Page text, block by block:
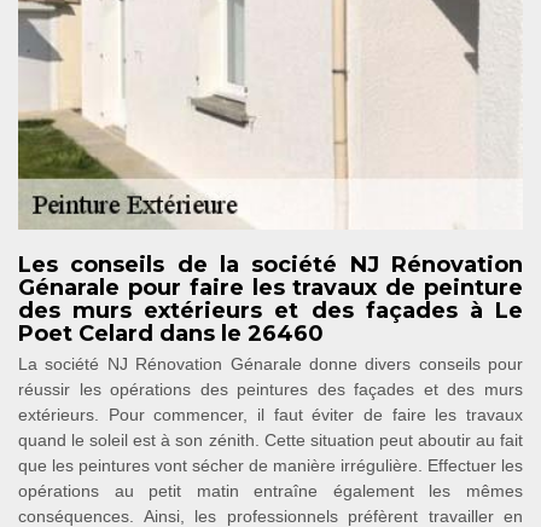
Les conseils de la société NJ Rénovation
Génarale pour faire les travaux de peinture
des murs extérieurs et des façades à Le
Poet Celard dans le 26460
La société NJ Rénovation Génarale donne divers conseils pour
réussir les opérations des peintures des façades et des murs
extérieurs. Pour commencer, il faut éviter de faire les travaux
quand le soleil est à son zénith. Cette situation peut aboutir au fait
que les peintures vont sécher de manière irrégulière. Effectuer les
opérations au petit matin entraîne également les mêmes
conséquences. Ainsi, les professionnels préfèrent travailler en